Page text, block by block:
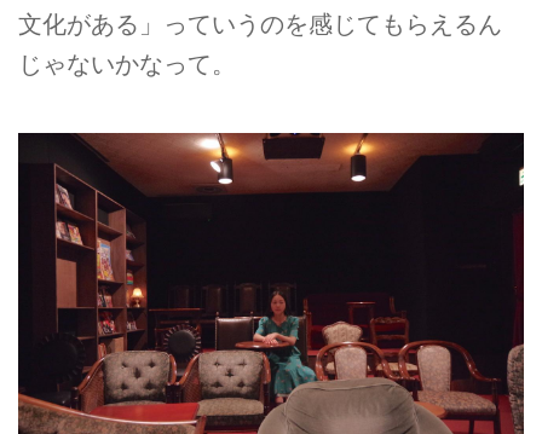
文化がある」っていうのを感じてもらえるん
じゃないかなって。